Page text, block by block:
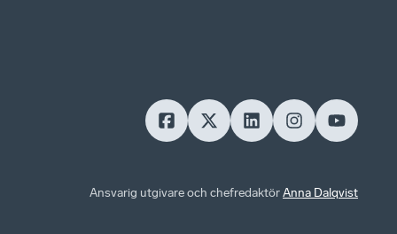
Ansvarig utgivare och chefredaktörAnna Dalqvist